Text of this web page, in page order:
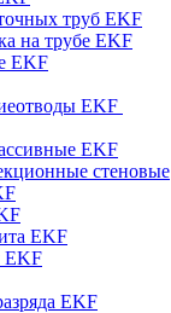
труб EKF
на трубе EKF
EKF
EKF
EKF
стеновые
EKF
EKF
EKF